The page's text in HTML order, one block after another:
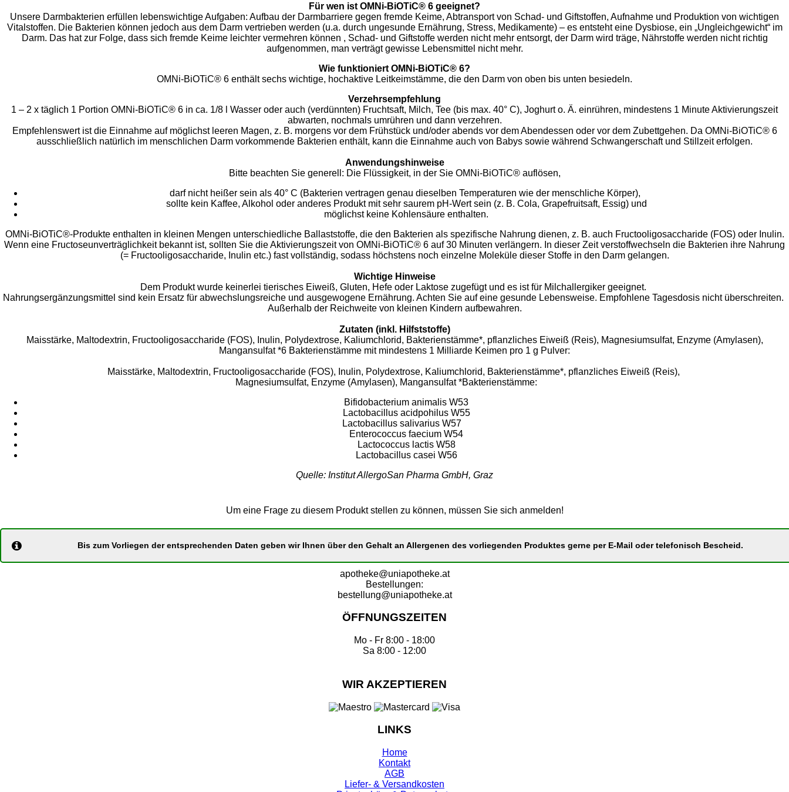
Für wen ist OMNi-BiOTiC® 6 geeignet?
Unsere Darmbakterien erfüllen lebenswichtige Aufgaben: Aufbau der Darmbarriere gegen fremde Keime, Abtransport von Schad- und Giftstoffen, Aufnahme und Produktion von wichtigen
Vitalstoffen. Die Bakterien können jedoch aus dem Darm vertrieben werden (u.a. durch ungesunde Ernährung, Stress, Medikamente) – es entsteht eine Dysbiose, ein „Ungleichgewicht“ im
Darm. Das hat zur Folge, dass sich fremde Keime leichter vermehren können , Schad- und Giftstoffe werden nicht mehr entsorgt, der Darm wird träge, Nährstoffe werden nicht richtig
aufgenommen, man verträgt gewisse Lebensmittel nicht mehr.
Wie funktioniert OMNi-BiOTiC® 6?
OMNi-BiOTiC® 6 enthält sechs wichtige, hochaktive Leitkeimstämme, die den Darm von oben bis unten besiedeln.
Verzehrsempfehlung
1 – 2 x täglich 1 Portion OMNi-BiOTiC® 6 in ca. 1/8 l Wasser oder auch (verdünnten) Fruchtsaft, Milch, Tee (bis max. 40° C), Joghurt o. Ä. einrühren, mindestens 1 Minute Aktivierungszeit
abwarten, nochmals umrühren und dann verzehren.
Empfehlenswert ist die Einnahme auf möglichst leeren Magen, z. B. morgens vor dem Frühstück und/oder abends vor dem Abendessen oder vor dem Zubettgehen. Da OMNi-BiOTiC® 6
ausschließlich natürlich im menschlichen Darm vorkommende Bakterien enthält, kann die Einnahme auch von Babys sowie während Schwangerschaft und Stillzeit erfolgen.
Anwendungshinweise
Bitte beachten Sie generell: Die Flüssigkeit, in der Sie OMNi-BiOTiC® auflösen,
darf nicht heißer sein als 40° C (Bakterien vertragen genau dieselben Temperaturen wie der menschliche Körper),
sollte kein Kaffee, Alkohol oder anderes Produkt mit sehr saurem pH-Wert sein (z. B. Cola, Grapefruitsaft, Essig) und
möglichst keine Kohlensäure enthalten.
OMNi-BiOTiC®-Produkte enthalten in kleinen Mengen unterschiedliche Ballaststoffe, die den Bakterien als spezifische Nahrung dienen, z. B. auch Fructooligosaccharide (FOS) oder Inulin.
Wenn eine Fructoseunverträglichkeit bekannt ist, sollten Sie die Aktivierungszeit von OMNi-BiOTiC® 6 auf 30 Minuten verlängern. In dieser Zeit verstoffwechseln die Bakterien ihre Nahrung
(= Fructooligosaccharide, Inulin etc.) fast vollständig, sodass höchstens noch einzelne Moleküle dieser Stoffe in den Darm gelangen.
Wichtige Hinweise
Dem Produkt wurde keinerlei tierisches Eiweiß, Gluten, Hefe oder Laktose zugefügt und es ist für Milchallergiker geeignet.
Nahrungsergänzungsmittel sind kein Ersatz für abwechslungsreiche und ausgewogene Ernährung. Achten Sie auf eine gesunde Lebensweise. Empfohlene Tagesdosis nicht überschreiten.
Außerhalb der Reichweite von kleinen Kindern aufbewahren.
Zutaten (inkl. Hilfststoffe)
Maisstärke, Maltodextrin, Fructooligosaccharide (FOS), Inulin, Polydextrose, Kaliumchlorid, Bakterienstämme*, pflanzliches Eiweiß (Reis), Magnesiumsulfat, Enzyme (Amylasen),
Mangansulfat *6 Bakterienstämme mit mindestens 1 Milliarde Keimen pro 1 g Pulver:
Maisstärke, Maltodextrin, Fructooligosaccharide (FOS), Inulin, Polydextrose, Kaliumchlorid, Bakterienstämme*, pflanzliches Eiweiß (Reis),
Magnesiumsulfat, Enzyme (Amylasen), Mangansulfat *Bakterienstämme:
Bifidobacterium animalis W53
Lactobacillus acidpohilus W55
Lactobacillus salivarius W57
Enterococcus faecium W54
Lactococcus lactis W58
Lactobacillus casei W56
Quelle: Institut AllergoSan Pharma GmbH, Graz
Um eine Frage zu diesem Produkt stellen zu können, müssen Sie sich anmelden!
Bis zum Vorliegen der entsprechenden Daten geben wir Ihnen über den Gehalt an Allergenen des vorliegenden Produktes gerne per E-Mail oder telefonisch Bescheid.
apotheke@uniapotheke.at
Bestellungen:
bestellung@uniapotheke.at
ÖFFNUNGSZEITEN
Mo - Fr 8:00 - 18:00
Sa 8:00 - 12:00
WIR AKZEPTIEREN
LINKS
Home
Kontakt
AGB
Liefer- & Versandkosten